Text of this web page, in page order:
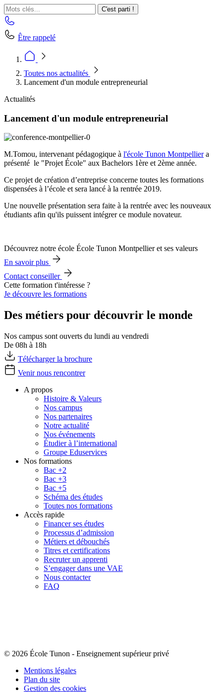
C'est parti !
Être rappelé
Toutes nos actualités
Lancement d'un module entrepreneurial
Actualités
Lancement d'un module entrepreneurial
M.Tomou, intervenant pédagogique à l'école Tunon Montpelliera
présenté le "Projet École" aux Bachelors 1ère et 2ème année.
Ce projet de création d’entreprise concerne toutes les formations
dispensées à l’école et sera lancé à la rentrée 2019.
Une nouvelle présentation sera faite à la rentrée avec les nouveaux
étudiants afin qu'ils puissent intégrer ce module novateur.
Découvrez notre école École Tunon Montpellier et ses valeurs
En savoir plus
Contact conseiller
Cette formation t'intéresse ?
Je découvre les formations
Des métiers pour découvrir le monde
Nos campus sont ouverts du lundi au vendredi
De 08h à 18h
Télécharger la brochure
Venir nous rencontrer
A propos
Histoire & Valeurs
Nos campus
Nos partenaires
Notre actualité
Nos événements
Étudier à l’international
Groupe Eduservices
Nos formations
Bac +2
Bac +3
Bac +5
Schéma des études
Toutes nos formations
Accès rapide
Financer ses études
Processus d’admission
Métiers et débouchés
Titres et certifications
Recruter un apprenti
S’engager dans une VAE
Nous contacter
FAQ
© 2026 École Tunon - Enseignement supérieur privé
Mentions légales
Plan du site
Gestion des cookies